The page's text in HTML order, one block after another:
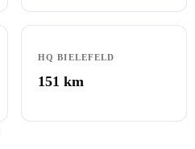
HQ BIELEFELD
151 km